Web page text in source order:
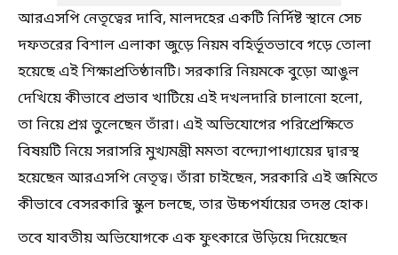
আরএসপি নেতৃত্বের দাবি, মালদহের একটি নির্দিষ্ট স্থানে সেচ
দফতরের বিশাল এলাকা জুড়ে নিয়ম বহির্ভূতভাবে গড়ে তোলা
হয়েছে এই শিক্ষাপ্রতিষ্ঠানটি। সরকারি নিয়মকে বুড়ো আঙুল
দেখিয়ে কীভাবে প্রভাব খাটিয়ে এই দখলদারি চালানো হলো,
তা নিয়ে প্রশ্ন তুলেছেন তাঁরা। এই অভিযোগের পরিপ্রেক্ষিতে
বিষয়টি নিয়ে সরাসরি মুখ্যমন্ত্রী মমতা বন্দ্যোপাধ্যায়ের দ্বারস্থ
হয়েছেন আরএসপি নেতৃত্ব। তাঁরা চাইছেন, সরকারি এই জমিতে
কীভাবে বেসরকারি স্কুল চলছে, তার উচ্চপর্যায়ের তদন্ত হোক।
তবে যাবতীয় অভিযোগকে এক ফুৎকারে উড়িয়ে দিয়েছেন